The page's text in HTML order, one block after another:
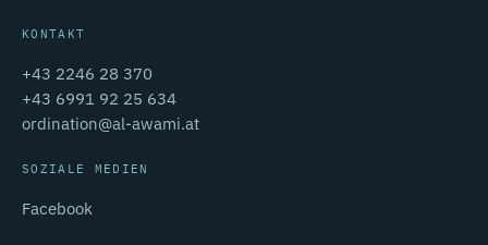
KONTAKT
+43 2246 28 370
+43 6991 92 25 634
ordination@al-awami.at
SOZIALE MEDIEN
Facebook